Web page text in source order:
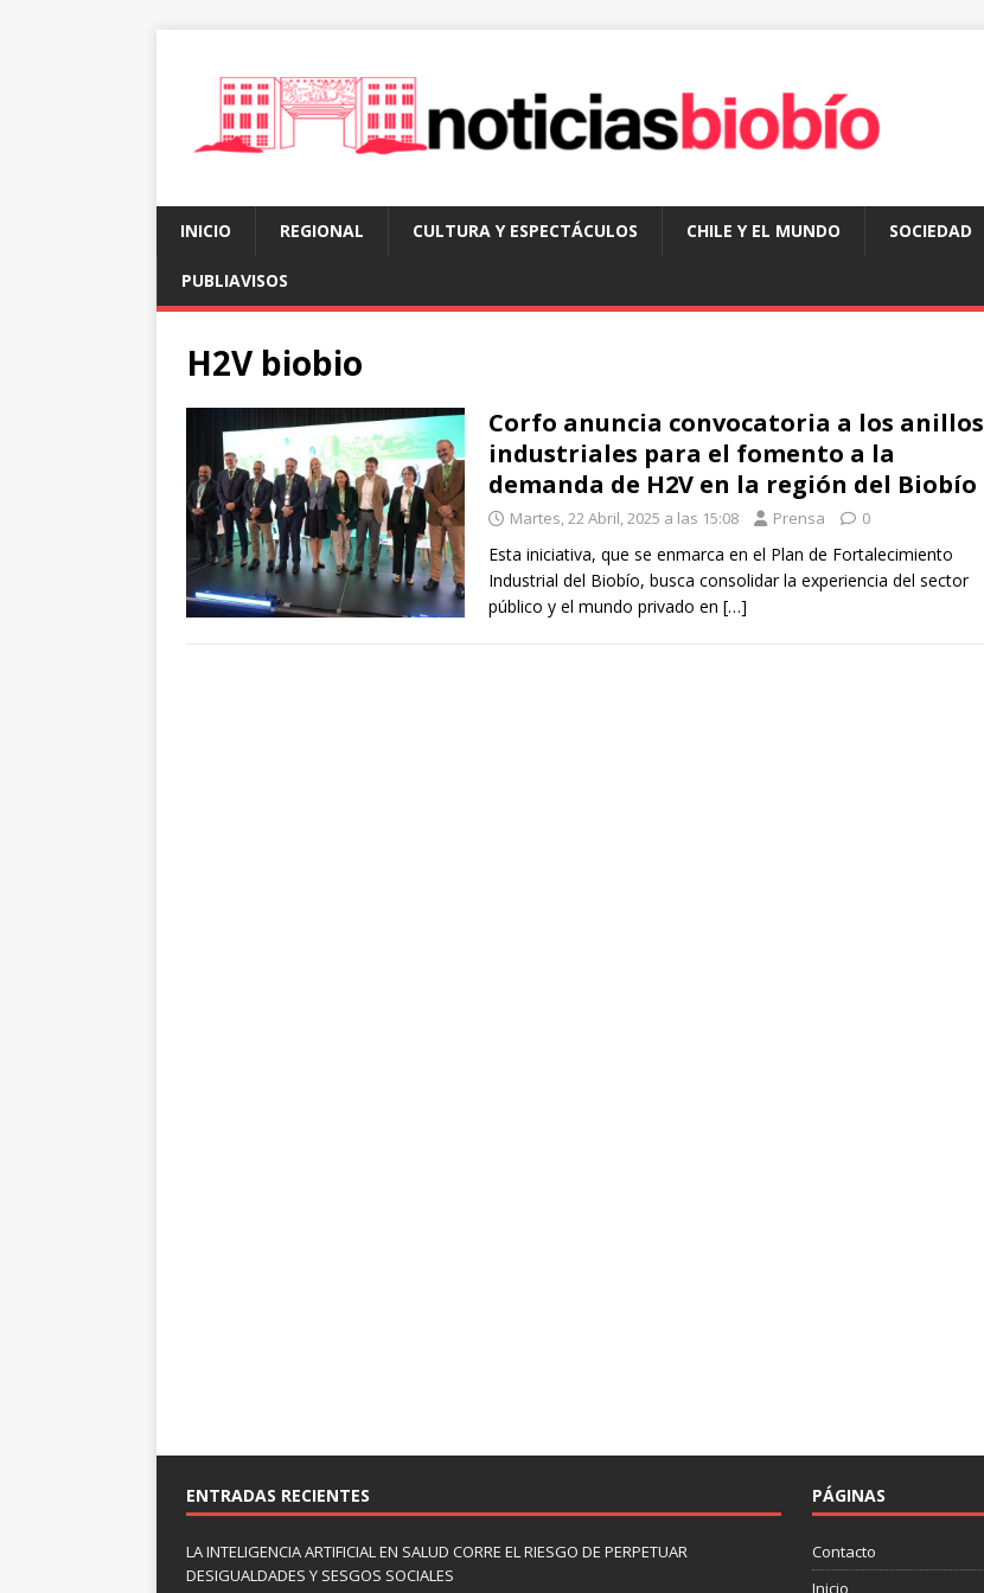
INICIO REGIONAL CULTURA Y ESPECTÁCULOS CHILE Y EL MUNDO SOCIEDAD
PUBLIAVISOS
H2V biobio
Corfo anuncia convocatoria a los anillos
industriales para el fomento a la
demanda de H2V en la región del Biobío
Martes, 22 Abril, 2025 a las 15:08 Prensa 0
Esta iniciativa, que se enmarca en el Plan de Fortalecimiento
Industrial del Biobío, busca consolidar la experiencia del sector
público y el mundo privado en […]
ENTRADAS RECIENTES
LA INTELIGENCIA ARTIFICIAL EN SALUD CORRE EL RIESGO DE PERPETUAR
DESIGUALDADES Y SESGOS SOCIALES
PÁGINAS
Contacto
Inicio